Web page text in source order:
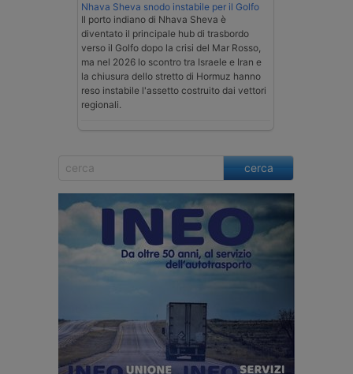
Nhava Sheva snodo instabile per il Golfo
Il porto indiano di Nhava Sheva è
diventato il principale hub di trasbordo
verso il Golfo dopo la crisi del Mar Rosso,
ma nel 2026 lo scontro tra Israele e Iran e
la chiusura dello stretto di Hormuz hanno
reso instabile l'assetto costruito dai vettori
regionali.
cerca